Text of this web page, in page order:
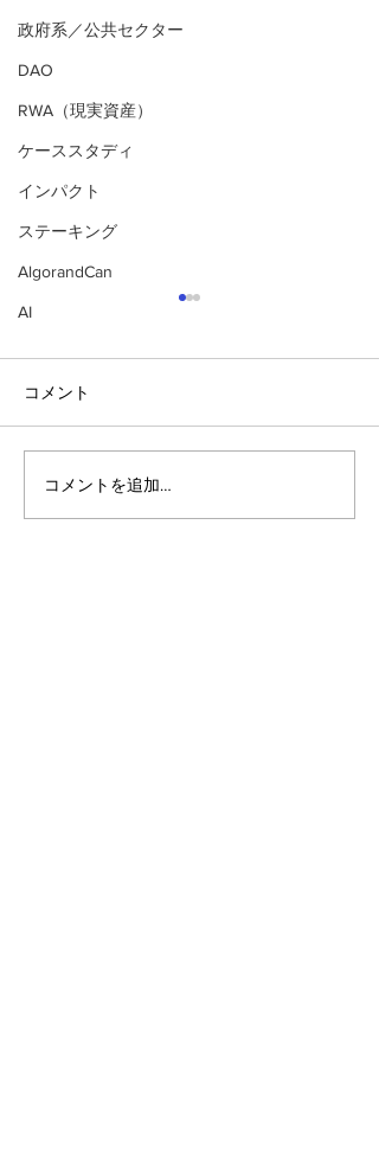
政府系／公共セクター
DAO
RWA（現実資産）
ケーススタディ
インパクト
ステーキング
AlgorandCan
AI
アルゴランドのポスト量
子暗号（PQC）ロードマ
コメント
コメントを追加…